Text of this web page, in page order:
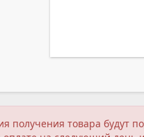
получения товара будут